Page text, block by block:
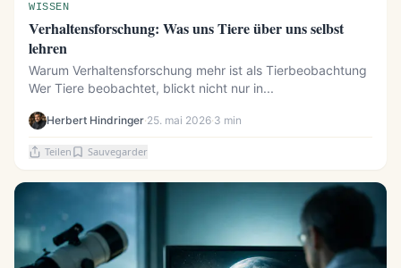
WISSEN
Verhaltensforschung: Was uns Tiere über uns selbst
lehren
Warum Verhaltensforschung mehr ist als Tierbeobachtung
Wer Tiere beobachtet, blickt nicht nur in...
Herbert Hindringer·25. mai 2026·3 min
Teilen Sauvegarder